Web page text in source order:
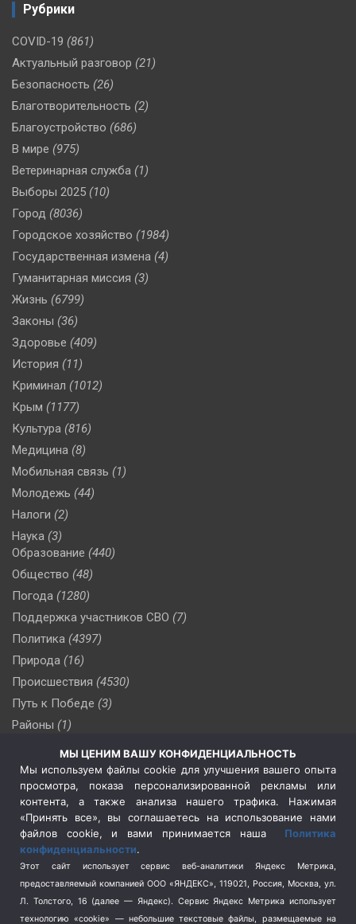
Рубрики
COVID-19 (861)
Актуальный разговор (21)
Безопасность (26)
Благотворительность (2)
Благоустройство (686)
В мире (975)
Ветеринарная служба (1)
Выборы 2025 (10)
Город (8036)
Городское хозяйство (1984)
Государственная измена (4)
Гуманитарная миссия (3)
Жизнь (6799)
Законы (36)
Здоровье (409)
История (11)
Криминал (1012)
Крым (1177)
Культура (816)
Медицина (8)
Мобильная связь (1)
Молодежь (44)
Налоги (2)
Наука (3)
Образование (440)
Общество (48)
Погода (1280)
Поддержка участников СВО (7)
Политика (4397)
Природа (16)
Происшествия (4530)
Путь к Победе (3)
Районы (1)
(510)
Сельское хозяйство (3)
Социальная политика
(3)
Спецоперация в Украине
Спецоперация на Украине
(404)
Спорт (740)
Терроризм (1)
Транспорт (262)
МЫ ЦЕНИМ ВАШУ КОНФИДЕНЦИАЛЬНОСТЬ
Мы используем файлы cookie для улучшения вашего опыта
просмотра, показа персонализированной рекламы или
контента, а также анализа нашего трафика. Нажимая
«Принять все», вы соглашаетесь на использование нами
файлов cookie, и вами принимается наша Политика
конфиденциальности.
Этот сайт использует сервис веб-аналитики Яндекс Метрика,
предоставляемый компанией ООО «ЯНДЕКС», 119021, Россия, Москва, ул.
Л. Толстого, 16 (далее — Яндекс). Сервис Яндекс Метрика использует
технологию «cookie» — небольшие текстовые файлы, размещаемые на